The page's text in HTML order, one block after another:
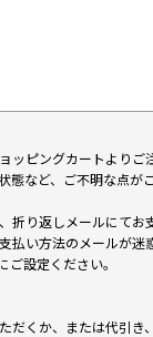
ッピングカートよりご
など、ご不明な点が
折り返しメールにてお
い方法のメールが迷
設定ください。
だくか、または代引